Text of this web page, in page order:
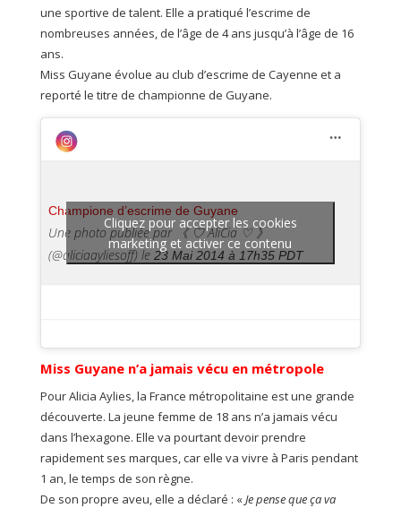
une sportive de talent. Elle a pratiqué l’escrime de
nombreuses années, de l’âge de 4 ans jusqu’à l’âge de 16
ans.
Miss Guyane évolue au club d’escrime de Cayenne et a
reporté le titre de championne de Guyane.
Champione d’escrime de Guyane
Une photo publiée par 《 ♡ AliCia ♡ 》
(@aliciaayliesoff) le 23 Mai 2014 à 17h35 PDT
Cliquez pour accepter les cookies
marketing et activer ce contenu
Miss Guyane n’a jamais vécu en métropole
Pour Alicia Aylies, la France métropolitaine est une grande
découverte. La jeune femme de 18 ans n’a jamais vécu
dans l’hexagone. Elle va pourtant devoir prendre
rapidement ses marques, car elle va vivre à Paris pendant
1 an, le temps de son règne.
De son propre aveu, elle a déclaré : «Je pense que ça va